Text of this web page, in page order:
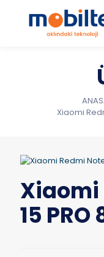
Xiaomi
Xiaomi
15